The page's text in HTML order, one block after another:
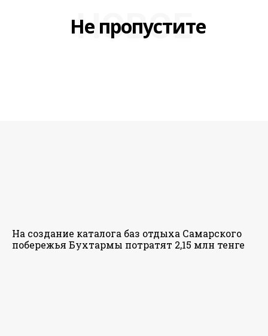
Не пропустите
НОВОЕ
На создание каталога баз отдыха Самарского
побережья Бухтармы потратят 2,15 млн тенге